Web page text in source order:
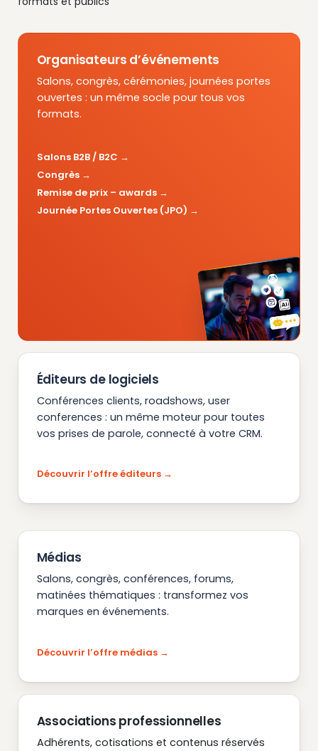
Organisateurs d’événements
Salons, congrès, cérémonies, journées portes
ouvertes : un même socle pour tous vos
formats.
Salons B2B / B2C
Congrès
Remise de prix – awards
Journée Portes Ouvertes (JPO)
Éditeurs de logiciels
Conférences clients, roadshows, user
conferences : un même moteur pour toutes
vos prises de parole, connecté à votre CRM.
Découvrir l’offre éditeurs
Médias
Salons, congrès, conférences, forums,
matinées thématiques : transformez vos
marques en événements.
Découvrir l’offre médias
Associations professionnelles
Adhérents, cotisations et contenus réservés